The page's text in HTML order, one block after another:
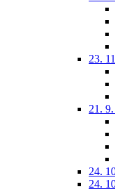
23.
21.
24.
24.